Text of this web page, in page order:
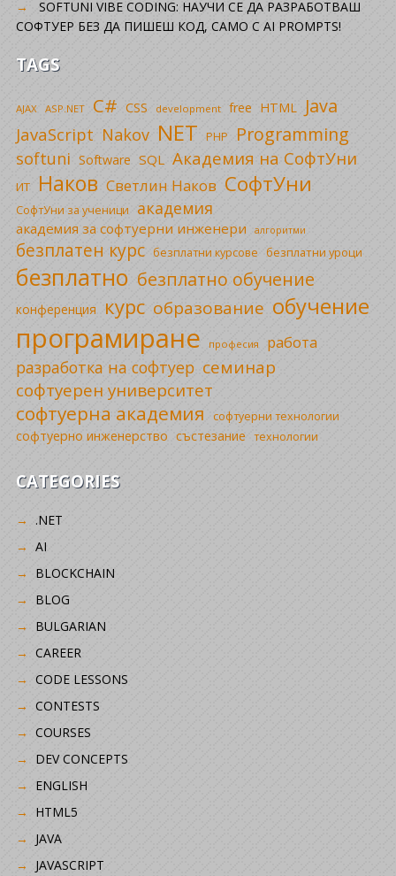
SOFTUNI VIBE CODING: НАУЧИ СЕ ДА РАЗРАБОТВАШ
СОФТУЕР БЕЗ ДА ПИШЕШ КОД, САМО С AI PROMPTS!
TAGS
AJAX ASP.NET C# CSS development free HTML Java
JavaScript Nakov NET PHP Programming
softuni Software SQL Академия на СофтУни
ИТ Наков Светлин Наков СофтУни
СофтУни за ученици академия
академия за софтуерни инженери алгоритми
безплатен курс безплатни курсове безплатни уроци
безплатно безплатно обучение
конференция курс образование обучение
програмиране професия работа
разработка на софтуер семинар
софтуерен университет
софтуерна академия софтуерни технологии
софтуерно инженерство състезание технологии
CATEGORIES
.NET
AI
BLOCKCHAIN
BLOG
BULGARIAN
CAREER
CODE LESSONS
CONTESTS
COURSES
DEV CONCEPTS
ENGLISH
HTML5
JAVA
JAVASCRIPT